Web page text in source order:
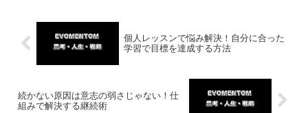
個人レッスンで悩み解決！自分に合った
学習で目標を達成する方法
続かない原因は意志の弱さじゃない！仕
組みで解決する継続術